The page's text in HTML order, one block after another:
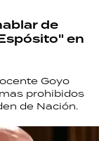
de
en
Goyo
prohibidos
de Nación.